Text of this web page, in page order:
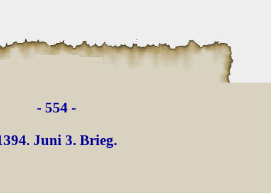
- 554 -
Juni 3. Brieg.